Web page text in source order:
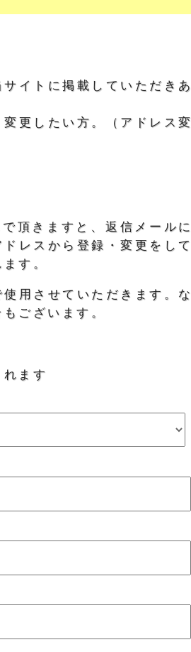
イトに掲載していただきあ
更したい方。（アドレス変
頂きますと、返信メールに
レスから登録・変更をして
す。
用させていただきます。な
ございます。
ます